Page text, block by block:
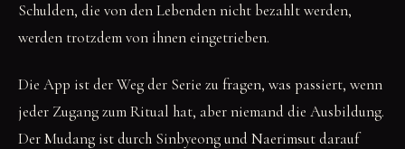
Schulden, die von den Lebenden nicht bezahlt werden,
werden trotzdem von ihnen eingetrieben.
Die App ist der Weg der Serie zu fragen, was passiert, wenn
jeder Zugang zum Ritual hat, aber niemand die Ausbildung.
Der Mudang ist durch Sinbyeong und Naerimsut darauf